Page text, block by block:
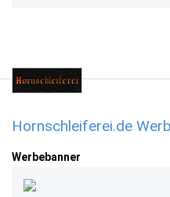
Hornschleiferei.de
Werbebanner